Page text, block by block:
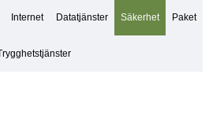
Internet Datatjänster Säkerhet Paket